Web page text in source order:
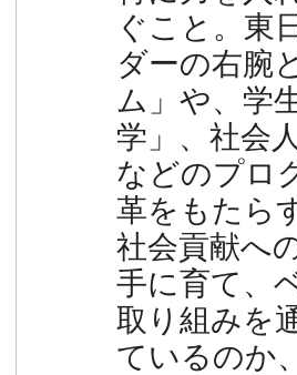
ぐこと。東
ダーの右腕
ム」や、学
学」、社会
などのプロ
革をもたら
社会貢献へ
手に育て、
取り組みを
ているのか